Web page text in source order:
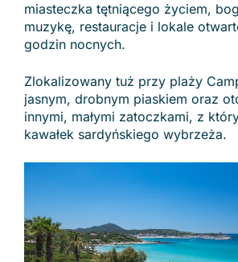
miasteczka tętniącego życiem,
muzykę, restauracje i lokale
godzin nocnych.
Zlokalizowany tuż przy plaży
jasnym, drobnym piaskiem oraz
innymi, małymi zatoczkami, z
kawałek sardyńskiego wybrzeża.